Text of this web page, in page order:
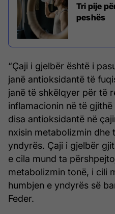
Tri pije
peshës
“Çaji i gjelbër është i
janë antioksidantë të
janë të shkëlqyer për të
inflamacionin në të
disa antioksidantë në
nxisin metabolizmin dhe
yndyrës. Çaji i gjelbër
e cila mund ta
metabolizmin tonë, i cili
humbjen e yndyrës së
Feder.